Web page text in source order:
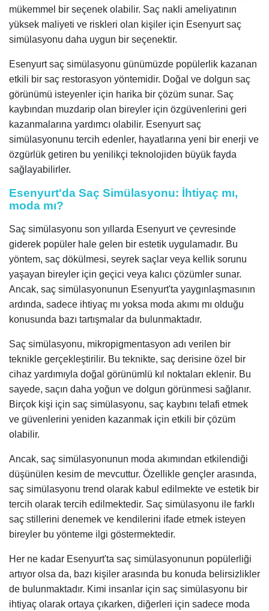
mükemmel bir seçenek olabilir. Saç nakli ameliyatının
yüksek maliyeti ve riskleri olan kişiler için Esenyurt saç
simülasyonu daha uygun bir seçenektir.
Esenyurt saç simülasyonu günümüzde popülerlik kazanan
etkili bir saç restorasyon yöntemidir. Doğal ve dolgun saç
görünümü isteyenler için harika bir çözüm sunar. Saç
kaybından muzdarip olan bireyler için özgüvenlerini geri
kazanmalarına yardımcı olabilir. Esenyurt saç
simülasyonunu tercih edenler, hayatlarına yeni bir enerji ve
özgürlük getiren bu yenilikçi teknolojiden büyük fayda
sağlayabilirler.
Esenyurt'da Saç Simülasyonu: İhtiyaç mı,
moda mı?
Saç simülasyonu son yıllarda Esenyurt ve çevresinde
giderek popüler hale gelen bir estetik uygulamadır. Bu
yöntem, saç dökülmesi, seyrek saçlar veya kellik sorunu
yaşayan bireyler için geçici veya kalıcı çözümler sunar.
Ancak, saç simülasyonunun Esenyurt'ta yaygınlaşmasının
ardında, sadece ihtiyaç mı yoksa moda akımı mı olduğu
konusunda bazı tartışmalar da bulunmaktadır.
Saç simülasyonu, mikropigmentasyon adı verilen bir
teknikle gerçekleştirilir. Bu teknikte, saç derisine özel bir
cihaz yardımıyla doğal görünümlü kıl noktaları eklenir. Bu
sayede, saçın daha yoğun ve dolgun görünmesi sağlanır.
Birçok kişi için saç simülasyonu, saç kaybını telafi etmek
ve güvenlerini yeniden kazanmak için etkili bir çözüm
olabilir.
Ancak, saç simülasyonunun moda akımından etkilendiği
düşünülen kesim de mevcuttur. Özellikle gençler arasında,
saç simülasyonu trend olarak kabul edilmekte ve estetik bir
tercih olarak tercih edilmektedir. Saç simülasyonu ile farklı
saç stillerini denemek ve kendilerini ifade etmek isteyen
bireyler bu yönteme ilgi göstermektedir.
Her ne kadar Esenyurt'ta saç simülasyonunun popülerliği
artıyor olsa da, bazı kişiler arasında bu konuda belirsizlikler
de bulunmaktadır. Kimi insanlar için saç simülasyonu bir
ihtiyaç olarak ortaya çıkarken, diğerleri için sadece moda